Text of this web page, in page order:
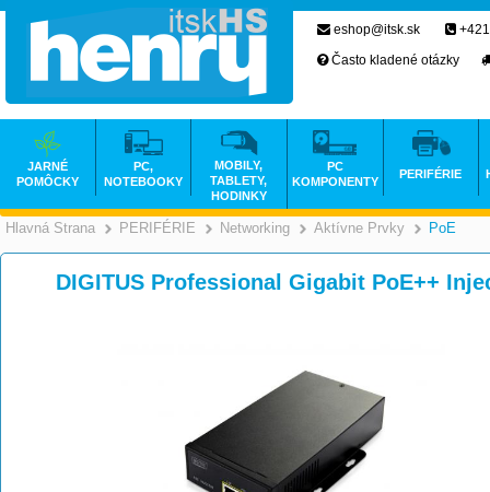
Hlavná Strana >
PERIFÉRIE >
Networking >
Aktívne Prvky PoE
DIGITUS Professional Gigabit PoE++
eshop@itsk.sk
Často kladené otázky
JARNÉ
POMÔCKY
PC,
NOTEBOOKY
MOBILY,
TABLETY,
HODINKY
PC
KOMPONENTY
PERIFÉRIE